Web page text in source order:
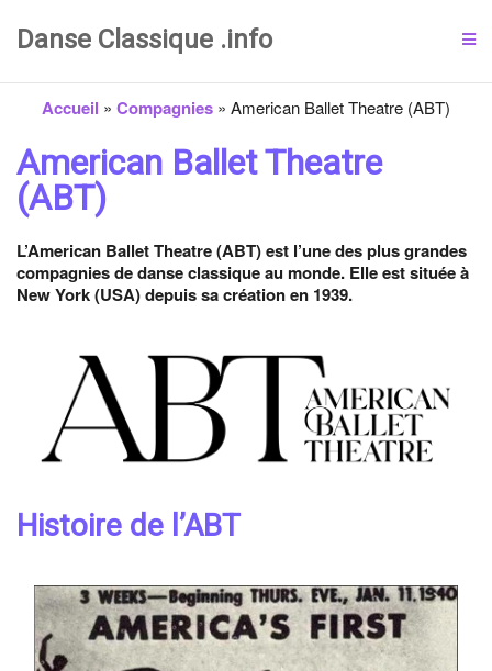
Danse Classique .info
Accueil » Compagnies » American Ballet Theatre (ABT)
American Ballet Theatre
(ABT)
L’American Ballet Theatre (ABT) est l’une des plus grandes
compagnies de danse classique au monde. Elle est située à
New York (USA) depuis sa création en 1939.
Histoire de l’ABT